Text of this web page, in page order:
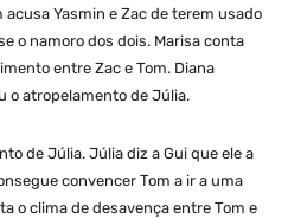
acusa Yasmin e Zac de terem usado
o namoro dos dois. Marisa conta
entre Zac e Tom. Diana
o atropelamento de Júlia.
de Júlia. Júlia diz a Gui que ele a
convencer Tom a ir a uma
o clima de desavença entre Tom e